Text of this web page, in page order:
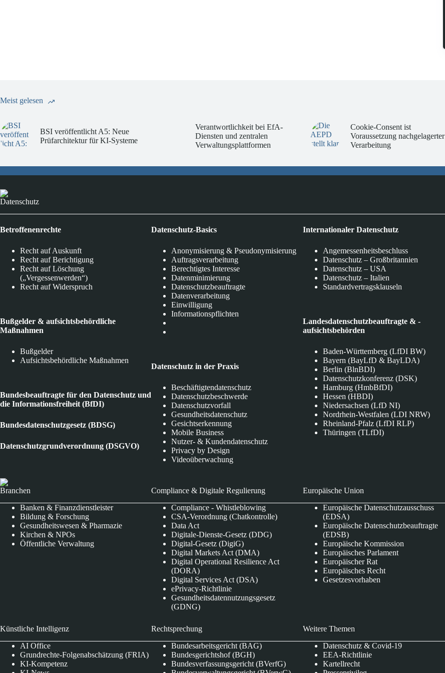
Meist gelesen
BSI veröffentlicht A5: Neue
Prüfarchitektur für KI-Systeme
Verantwortlichkeit bei EfA-
Diensten und zentralen
Verwaltungsplattformen
Cookie-Consent ist
Voraussetzung nachgelagerter
Verarbeitung
Datenschutz
Betroffenenrechte
Recht auf Auskunft
Recht auf Berichtigung
Recht auf Löschung
(„Vergessenwerden“)
Recht auf Widerspruch
Bußgelder & aufsichtsbehördliche
Maßnahmen
Bußgelder
Aufsichtsbehördliche Maßnahmen
Bundesbeauftragte für den Datenschutz und
die Informationsfreiheit (BfDI)
Bundesdatenschutzgesetz (BDSG)
Datenschutzgrundverordnung (DSGVO)
Datenschutz-Basics
Anonymisierung & Pseudonymisierung
Auftragsverarbeitung
Berechtigtes Interesse
Datenminimierung
Datenschutzbeauftragte
Datenverarbeitung
Einwilligung
Informationspflichten
Datenschutz in der Praxis
Beschäftigtendatenschutz
Datenschutzbeschwerde
Datenschutzvorfall
Gesundheitsdatenschutz
Gesichtserkennung
Mobile Business
Nutzer- & Kundendatenschutz
Privacy by Design
Videoüberwachung
Internationaler Datenschutz
Angemessenheitsbeschluss
Datenschutz – Großbritannien
Datenschutz – USA
Datenschutz – Italien
Standardvertragsklauseln
Landesdatenschutzbeauftragte & -
aufsichtsbehörden
Baden-Württemberg (LfDI BW)
Bayern (BayLfD & BayLDA)
Berlin (BlnBDI)
Datenschutzkonferenz (DSK)
Hamburg (HmbBfDI)
Hessen (HBDI)
Niedersachsen (LfD NI)
Nordrhein-Westfalen (LDI NRW)
Rheinland-Pfalz (LfDI RLP)
Thüringen (TLfDI)
Branchen
Banken & Finanzdienstleister
Bildung & Forschung
Gesundheitswesen & Pharmazie
Kirchen & NPOs
Öffentliche Verwaltung
Compliance & Digitale Regulierung
Compliance - Whistleblowing
CSA-Verordnung (Chatkontrolle)
Data Act
Digitale-Dienste-Gesetz (DDG)
Digital-Gesetz (DigiG)
Digital Markets Act (DMA)
Digital Operational Resilience Act
(DORA)
Digital Services Act (DSA)
ePrivacy-Richtlinie
Gesundheitsdatennutzungsgesetz
(GDNG)
Europäische Union
Europäische Datenschutzausschuss
(EDSA)
Europäische Datenschutzbeauftragte
(EDSB)
Europäische Kommission
Europäisches Parlament
Europäischer Rat
Europäisches Recht
Gesetzesvorhaben
Künstliche Intelligenz
AI Office
Grundrechte-Folgenabschätzung (FRIA)
KI-Kompetenz
Rechtsprechung
Bundesarbeitsgericht (BAG)
Bundesgerichtshof (BGH)
Bundesverfassungsgericht (BVerfG)
Weitere Themen
Datenschutz & Covid-19
EEA-Richtlinie
Kartellrecht